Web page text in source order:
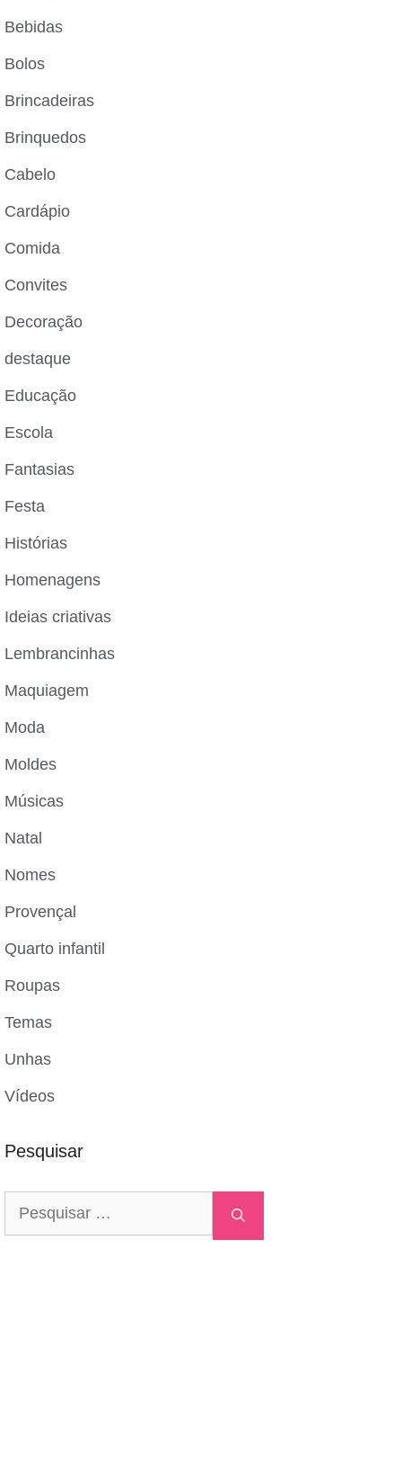
Bebidas
Bolos
Brincadeiras
Brinquedos
Cabelo
Cardápio
Comida
Convites
Decoração
destaque
Educação
Escola
Fantasias
Festa
Histórias
Homenagens
Ideias criativas
Lembrancinhas
Maquiagem
Moda
Moldes
Músicas
Natal
Nomes
Provençal
Quarto infantil
Roupas
Temas
Unhas
Vídeos
Pesquisar
Pesquisar
por: